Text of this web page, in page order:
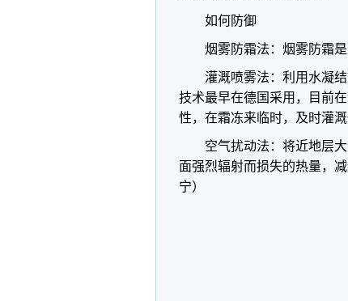
如何防御
烟雾防霜法：烟雾防霜
灌溉喷雾法：利用水凝
技术最早在德国采用，目前
性，在霜冻来临时，及时灌
空气扰动法：将近地层
面强烈辐射而损失的热量，
宁）